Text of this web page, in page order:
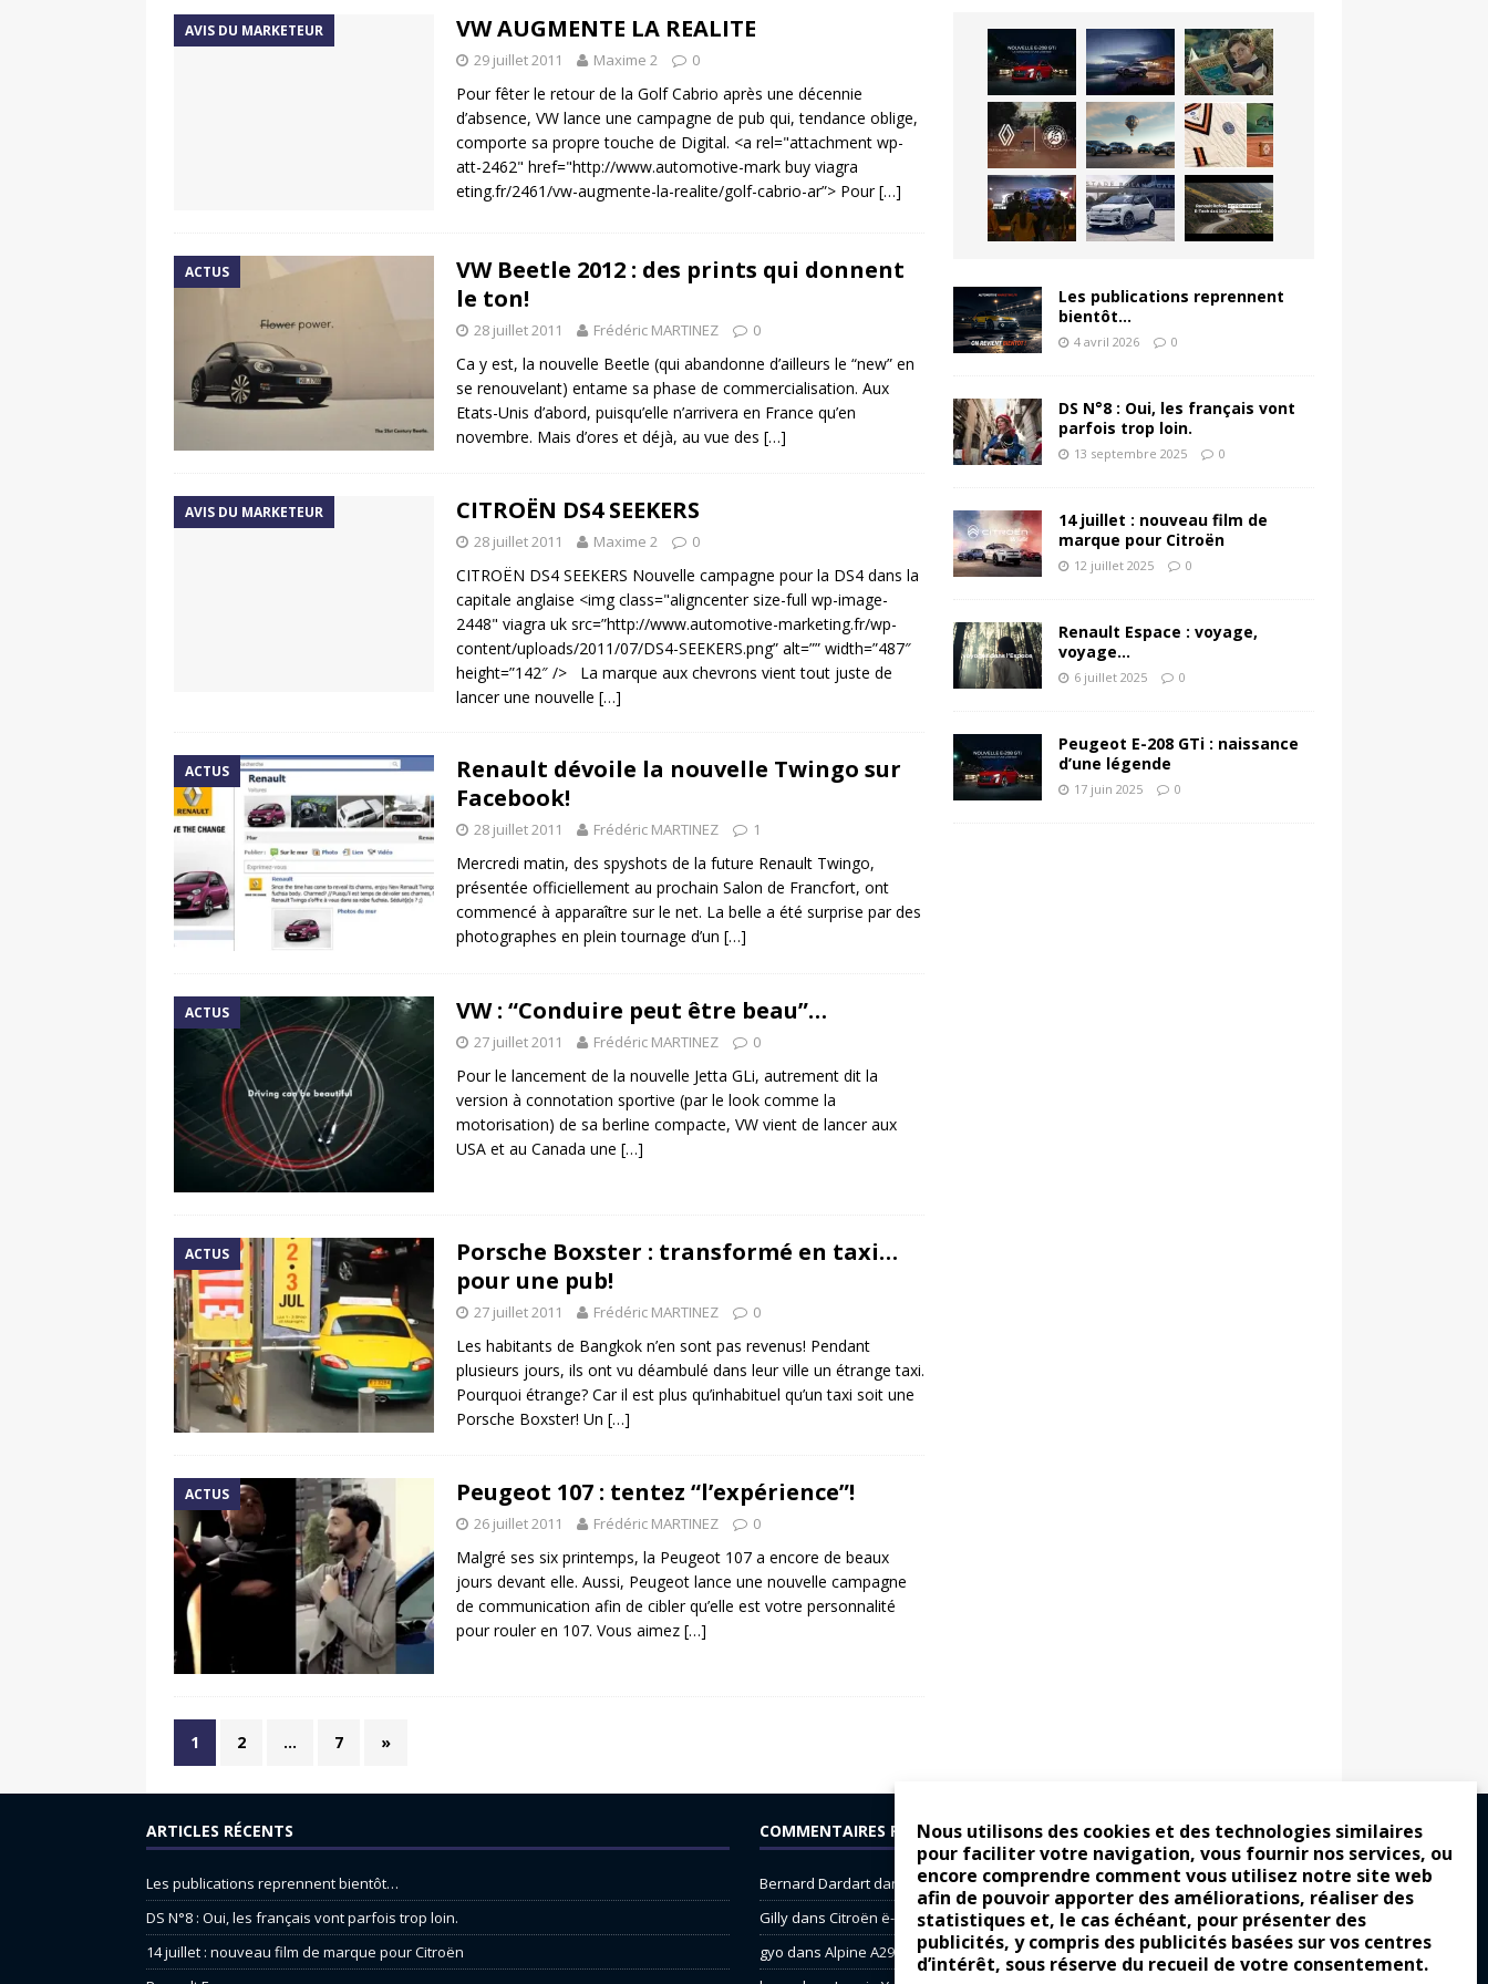
Nous utilisons des cookies et des technologies similaires
pour faciliter votre navigation, vous fournir nos services, ou
encore comprendre comment vous utilisez notre site web
afin de pouvoir apporter des améliorations, réaliser des
statistiques et, le cas échéant, pour présenter des
publicités, y compris des publicités basées sur vos centres
d’intérêt, sous réserve du recueil de votre consentement.
AVIS DU MARKETEUR VW AUGMENTE LA REALITE
29 juillet 2011 Maxime 2 0
Pour fêter le retour de la Golf Cabrio après une décennie
d’absence, VW lance une campagne de pub qui, tendance oblige,
comporte sa propre touche de Digital. <a rel="attachment wp-
att-2462" href="http://www.automotive-mark buy viagra
eting.fr/2461/vw-augmente-la-realite/golf-cabrio-ar”> Pour[…]
ACTUS
VW Beetle 2012 : des prints qui donnent
le ton!
28 juillet 2011 Frédéric MARTINEZ 0
Ca y est, la nouvelle Beetle (qui abandonne d’ailleurs le “new” en
se renouvelant) entame sa phase de commercialisation. Aux
Etats-Unis d’abord, puisqu’elle n’arrivera en France qu’en
novembre. Mais d’ores et déjà, au vue des […]
AVIS DU MARKETEUR CITROËN DS4 SEEKERS
28 juillet 2011 Maxime 2 0
CITROËN DS4 SEEKERS Nouvelle campagne pour la DS4 dans la
capitale anglaise <img class="aligncenter size-full wp-image-
2448" viagra uk src=”http://www.automotive-marketing.fr/wp-
content/uploads/2011/07/DS4-SEEKERS.png” alt=”” width=”487″
height=”142″ /> La marque aux chevrons vient tout juste de
lancer une nouvelle […]
ACTUS
Renault dévoile la nouvelle Twingo sur
Facebook!
28 juillet 2011 Frédéric MARTINEZ 1
Mercredi matin, des spyshots de la future Renault Twingo,
présentée officiellement au prochain Salon de Francfort, ont
commencé à apparaître sur le net. La belle a été surprise par des
photographes en plein tournage d’un […]
ACTUS VW : “Conduire peut être beau”…
27 juillet 2011 Frédéric MARTINEZ 0
Pour le lancement de la nouvelle Jetta GLi, autrement dit la
version à connotation sportive (par le look comme la
motorisation) de sa berline compacte, VW vient de lancer aux
USA et au Canada une […]
ACTUS
Porsche Boxster : transformé en taxi…
pour une pub!
27 juillet 2011 Frédéric MARTINEZ 0
Les habitants de Bangkok n’en sont pas revenus! Pendant
plusieurs jours, ils ont vu déambulé dans leur ville un étrange taxi.
Pourquoi étrange? Car il est plus qu’inhabituel qu’un taxi soit une
Porsche Boxster! Un […]
ACTUS Peugeot 107 : tentez “l’expérience”!
26 juillet 2011 Frédéric MARTINEZ 0
Malgré ses six printemps, la Peugeot 107 a encore de beaux
jours devant elle. Aussi, Peugeot lance une nouvelle campagne
de communication afin de cibler qu’elle est votre personnalité
pour rouler en 107. Vous aimez […]
1 2 … 7 »
Les publications reprennent
bientôt…
4 avril 2026 0
DS N°8 : Oui, les français vont
parfois trop loin.
13 septembre 2025 0
14 juillet : nouveau film de
marque pour Citroën
12 juillet 2025 0
Renault Espace : voyage,
voyage…
6 juillet 2025 0
Peugeot E-208 GTi : naissance
d’une légende
17 juin 2025 0
ARTICLES RÉCENTS
Les publications reprennent bientôt…
DS N°8 : Oui, les français vont parfois trop loin.
14 juillet : nouveau film de marque pour Citroën
COMMENTAIRES RÉCENTS
Bernard Dardartdans
Dacia Sandero : pour les gens vrais
Gillydans Citroën ë-C3 : la révolution a commencé
gyo dans Alpine A290 : L’irrésistible attraction de la légèreté